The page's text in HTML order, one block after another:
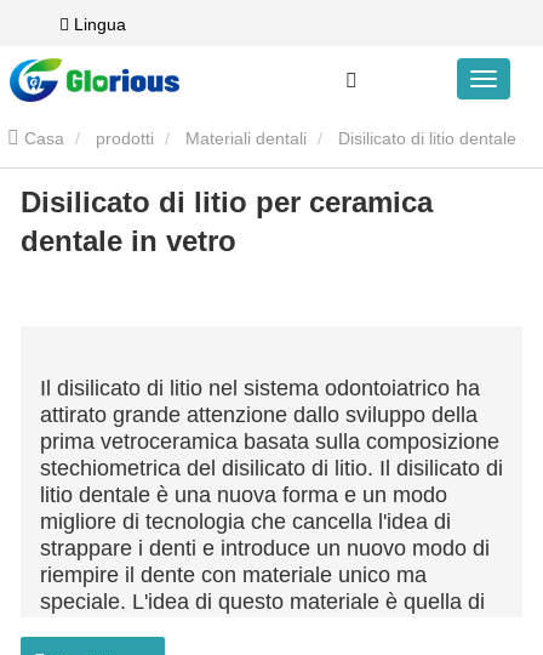
Lingua
Casa prodotti Materiali dentali Disilicato di litio dentale
Disilicato di litio per ceramica dentale in vetro
Disilicato di litio per ceramica
dentale in vetro
Il disilicato di litio nel sistema odontoiatrico ha
attirato grande attenzione dallo sviluppo della
prima vetroceramica basata sulla composizione
stechiometrica del disilicato di litio. Il disilicato di
litio dentale è una nuova forma e un modo
migliore di tecnologia che cancella l'idea di
strappare i denti e introduce un nuovo modo di
riempire il dente con materiale unico ma
speciale. L'idea di questo materiale è quella di